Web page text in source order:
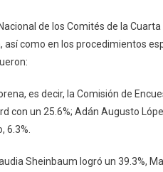
de los Comités de la
como en los procedimientos
es decir, la Comisión de
con un 25.6%; Adán Augusto
6.3%.
Sheinbaum logró un 39.3%,